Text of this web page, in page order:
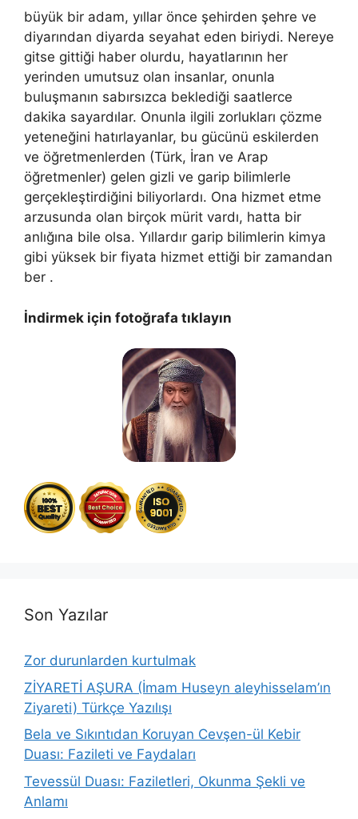
büyük bir adam, yıllar önce şehirden şehre ve
diyarından diyarda seyahat eden biriydi. Nereye
gitse gittiği haber olurdu, hayatlarının her
yerinden umutsuz olan insanlar, onunla
buluşmanın sabırsızca beklediği saatlerce
dakika sayardılar. Onunla ilgili zorlukları çözme
yeteneğini hatırlayanlar, bu gücünü eskilerden
ve öğretmenlerden (Türk, İran ve Arap
öğretmenler) gelen gizli ve garip bilimlerle
gerçekleştirdiğini biliyorlardı. Ona hizmet etme
arzusunda olan birçok mürit vardı, hatta bir
anlığına bile olsa. Yıllardır garip bilimlerin kimya
gibi yüksek bir fiyata hizmet ettiği bir zamandan
ber .
İndirmek için fotoğrafa tıklayın
Son Yazılar
Zor durunlarden kurtulmak
ZİYARETİ AŞURA (İmam Huseyn aleyhisselam’ın
Ziyareti) Türkçe Yazılışı
Bela ve Sıkıntıdan Koruyan Cevşen-ül Kebir
Duası: Fazileti ve Faydaları
Tevessül Duası: Faziletleri, Okunma Şekli ve
Anlamı